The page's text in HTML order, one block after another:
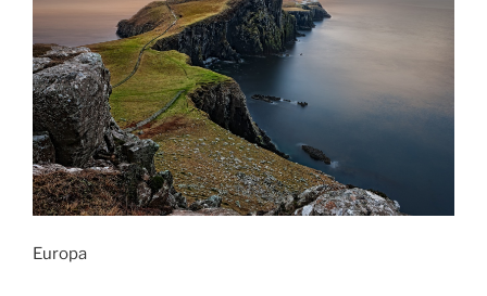
Europa